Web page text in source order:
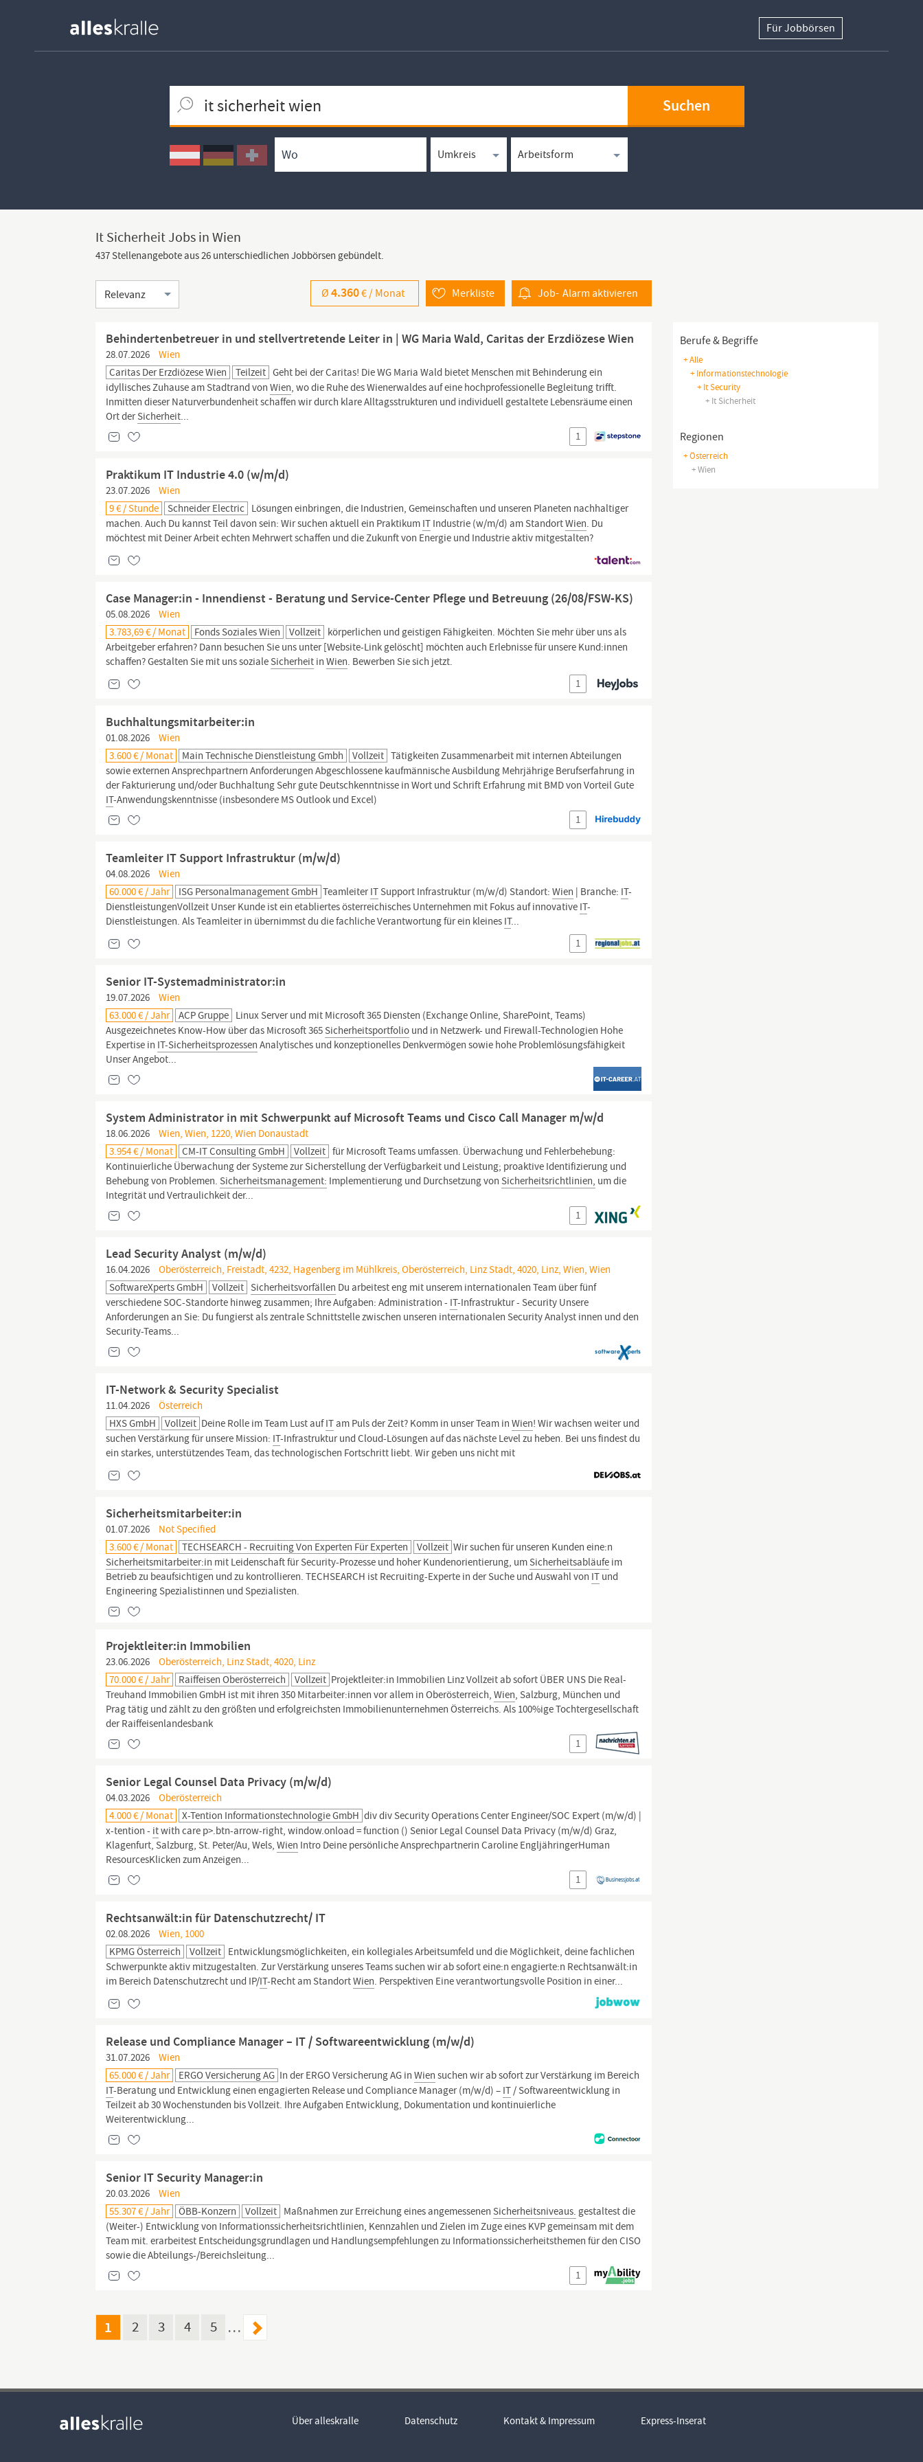
Für Jobbörsen
Ortssuche
Umkreissuche
Arbeitsform
Berufe & Begriffe
+ Alle
+ Informationstechnologie
+ It Security
+ It Sicherheit
Regionen
+ Österreich
+ Wien
It Sicherheit Jobs in Wien
437 Stellenangebote aus 26 unterschiedlichen Jobbörsen gebündelt.
Sortierung Job- Alarmaktivieren
Merkliste
Ø4.360€ / Monat
Behindertenbetreuer in und stellvertretende Leiter in | WG Maria Wald, Caritas der Erzdiözese Wien
28.07.2026
Wien
Caritas Der Erzdiözese Wien
Teilzeit Geht bei der Caritas! Die WG Maria Wald bietet Menschen mit Behinderung ein
idyllisches Zuhause am Stadtrand vonWien, wo die Ruhe des Wienerwaldes auf eine hochprofessionelle Begleitung trifft.
Inmitten dieser Naturverbundenheit schaffen wir durch klare Alltagsstrukturen und individuell gestaltete Lebensräume einen
Ort derSicherheit...
1
Praktikum IT Industrie 4.0 (w/m/d)
23.07.2026
Wien
9 € / Stunde
Schneider Electric Lösungen einbringen, die Industrien, Gemeinschaften und unseren Planeten nachhaltiger
machen. Auch Du kannst Teil davon sein: Wir suchen aktuell ein Praktikum IT Industrie (w/m/d) am StandortWien. Du
möchtest mit Deiner Arbeit echten Mehrwert schaffen und die Zukunft von Energie und Industrie aktiv mitgestalten?
Case Manager:in - Innendienst - Beratung und Service-Center Pflege und Betreuung (26/08/FSW-KS)
05.08.2026
Wien
3.783,69 € / Monat
Fonds Soziales Wien Vollzeit körperlichen und geistigen Fähigkeiten. Möchten Sie mehr über uns als
Arbeitgeber erfahren? Dann besuchen Sie uns unter [Website-Link gelöscht] möchten auch Erlebnisse für unsere Kund:innen
schaffen? Gestalten Sie mit uns soziale Sicherheit inWien. Bewerben Sie sich jetzt.
1
Buchhaltungsmitarbeiter:in
01.08.2026
Wien
3.600 € / Monat
Main Technische Dienstleistung Gmbh Vollzeit Tätigkeiten Zusammenarbeit mit internen Abteilungen
sowie externen Ansprechpartnern Anforderungen Abgeschlossene kaufmännische Ausbildung Mehrjährige Berufserfahrung in
der Fakturierung und/oder Buchhaltung Sehr gute Deutschkenntnisse in Wort und Schrift Erfahrung mit BMD von Vorteil Gute
IT-Anwendungskenntnisse (insbesondere MS Outlook und Excel)
1
Teamleiter IT Support Infrastruktur (m/w/d)
04.08.2026
Wien
60.000 € / Jahr
ISG Personalmanagement GmbH TeamleiterIT Support Infrastruktur (m/w/d) Standort:Wien | Branche: IT-
DienstleistungenVollzeit Unser Kunde ist ein etabliertes österreichisches Unternehmen mit Fokus auf innovative IT-
Dienstleistungen. Als Teamleiter in übernimmst du die fachliche Verantwortung für ein kleines IT...
1
Senior IT-Systemadministrator:in
19.07.2026
Wien
63.000 € / Jahr
ACP Gruppe Linux Server und mit Microsoft 365 Diensten (Exchange Online, SharePoint, Teams)
Ausgezeichnetes Know-How über das Microsoft 365 Sicherheitsportfolio und in Netzwerk- und Firewall-Technologien Hohe
Expertise in IT-Sicherheitsprozessen Analytisches und konzeptionelles Denkvermögen sowie hohe Problemlösungsfähigkeit
Unser Angebot...
System Administrator in mit Schwerpunkt auf Microsoft Teams und Cisco Call Manager m/w/d
18.06.2026
Wien, Wien, 1220, Wien Donaustadt
3.954 € / Monat
CM-IT Consulting GmbH Vollzeit für Microsoft Teams umfassen. Überwachung und Fehlerbehebung:
Kontinuierliche Überwachung der Systeme zur Sicherstellung der Verfügbarkeit und Leistung; proaktive Identifizierung und
Behebung von Problemen. Sicherheitsmanagement: Implementierung und Durchsetzung von Sicherheitsrichtlinien, um die
Integrität und Vertraulichkeit der...
1
Lead Security Analyst (m/w/d)
16.04.2026
Oberösterreich, Freistadt, 4232, Hagenberg im Mühlkreis, Oberösterreich, Linz Stadt, 4020, Linz, Wien, Wien
SoftwareXperts GmbH
Vollzeit Sicherheitsvorfällen Du arbeitest eng mit unserem internationalen Team über fünf
verschiedene SOC-Standorte hinweg zusammen; Ihre Aufgaben: Administration - IT-Infrastruktur - Security Unsere
Anforderungen an Sie: Du fungierst als zentrale Schnittstelle zwischen unseren internationalen Security Analyst innen und den
Security-Teams...
IT-Network & Security Specialist
11.04.2026
Österreich
HXS GmbH
Vollzeit Deine Rolle im Team Lust aufITam Puls der Zeit? Komm in unser Team inWien! Wir wachsen weiter und
suchen Verstärkung für unsere Mission: IT-Infrastruktur und Cloud-Lösungen auf das nächste Level zu heben. Bei uns findest du
ein starkes, unterstützendes Team, das technologischen Fortschritt liebt. Wir geben uns nicht mit
Sicherheitsmitarbeiter:in
01.07.2026
Not Specified
3.600 € / Monat
TECHSEARCH - Recruiting Von Experten Für Experten Vollzeit Wir suchen für unseren Kunden eine:n
Sicherheitsmitarbeiter:in mit Leidenschaft für Security-Prozesse und hoher Kundenorientierung, um Sicherheitsabläufe im
Betrieb zu beaufsichtigen und zu kontrollieren. TECHSEARCH ist Recruiting-Experte in der Suche und Auswahl von IT und
Engineering Spezialistinnen und Spezialisten.
Projektleiter:in Immobilien
23.06.2026
Oberösterreich, Linz Stadt, 4020, Linz
70.000 € / Jahr
Raiffeisen Oberösterreich Vollzeit Projektleiter:in Immobilien Linz Vollzeit ab sofort ÜBER UNS Die Real-
Treuhand Immobilien GmbH ist mit ihren 350 Mitarbeiter:innen vor allem in Oberösterreich,Wien, Salzburg, München und
Prag tätig und zählt zu den größten und erfolgreichsten Immobilienunternehmen Österreichs. Als 100%ige Tochtergesellschaft
der Raiffeisenlandesbank
1
Senior Legal Counsel Data Privacy (m/w/d)
04.03.2026
Oberösterreich
4.000 € / Monat
X-Tention Informationstechnologie GmbH div div Security Operations Center Engineer/SOC Expert (m/w/d) |
x-tention - itwith care p>.btn-arrow-right, window.onload = function () Senior Legal Counsel Data Privacy (m/w/d) Graz,
Klagenfurt, Salzburg, St. Peter/Au, Wels,Wien Intro Deine persönliche Ansprechpartnerin Caroline EngljähringerHuman
ResourcesKlicken zum Anzeigen...
1
Rechtsanwält:in für Datenschutzrecht/ IT
02.08.2026
Wien, 1000
KPMG Österreich
Vollzeit Entwicklungsmöglichkeiten, ein kollegiales Arbeitsumfeld und die Möglichkeit, deine fachlichen
Schwerpunkte aktiv mitzugestalten. Zur Verstärkung unseres Teams suchen wir ab sofort eine:n engagierte:n Rechtsanwält:in
im Bereich Datenschutzrecht und IP/IT-Recht am StandortWien. Perspektiven Eine verantwortungsvolle Position in einer...
Release und Compliance Manager – IT / Softwareentwicklung (m/w/d)
31.07.2026
Wien
65.000 € / Jahr
ERGO Versicherung AG In der ERGO Versicherung AG inWien suchen wir ab sofort zur Verstärkung im Bereich
IT-Beratung und Entwicklung einen engagierten Release und Compliance Manager (m/w/d) – IT/ Softwareentwicklung in
Teilzeit ab 30 Wochenstunden bis Vollzeit. Ihre Aufgaben Entwicklung, Dokumentation und kontinuierliche
Weiterentwicklung...
Senior IT Security Manager:in
20.03.2026
Wien
55.307 € / Jahr
ÖBB-Konzern Vollzeit Maßnahmen zur Erreichung eines angemessenen Sicherheitsniveaus. gestaltest die
(Weiter-) Entwicklung von Informationssicherheitsrichtlinien, Kennzahlen und Zielen im Zuge eines KVP gemeinsam mit dem
Team mit. erarbeitest Entscheidungsgrundlagen und Handlungsempfehlungen zu Informationssicherheitsthemen für den CISO
sowie die Abteilungs-/Bereichsleitung...
1
1 2 3 4 5 …
Über alleskralle Datenschutz Kontakt & Impressum Express-Inserat